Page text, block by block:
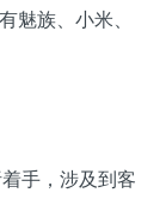
魅族、小米、
手，涉及到客